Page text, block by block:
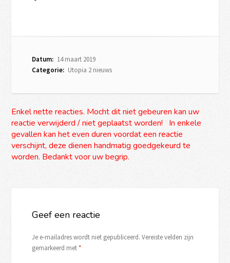
Datum: 14 maart 2019
Categorie: Utopia 2 nieuws
Enkel nette reacties. Mocht dit niet gebeuren kan uw
reactie verwijderd / niet geplaatst worden! In enkele
gevallen kan het even duren voordat een reactie
verschijnt, deze dienen handmatig goedgekeurd te
worden. Bedankt voor uw begrip.
Geef een reactie
Je e-mailadres wordt niet gepubliceerd. Vereiste velden zijn
gemarkeerd met*